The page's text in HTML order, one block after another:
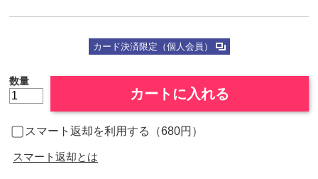
カード決済限定（個人会員）
数量
カートに入れる
スマート返却を利用する（680円）
スマート返却とは